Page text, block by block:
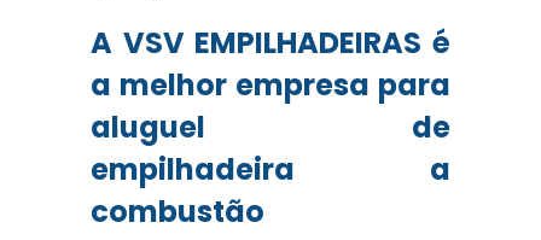
A VSV EMPILHADEIRAS é
a melhor empresa para
aluguel de
empilhadeira a
combustão